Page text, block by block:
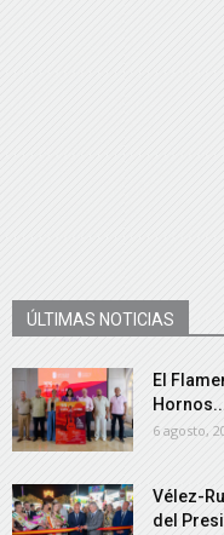
ÚLTIMAS NOTICIAS
El
6 agosto,
Vélez-
del